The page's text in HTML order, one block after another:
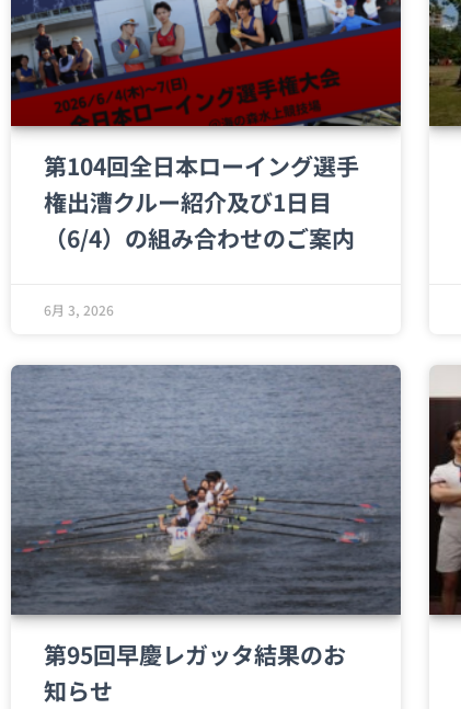
第104回全日本ローイング選手
権出漕クルー紹介及び1日目
（6/4）の組み合わせのご案内
6月 3, 2026
第95回早慶レガッタ結果のお
知らせ